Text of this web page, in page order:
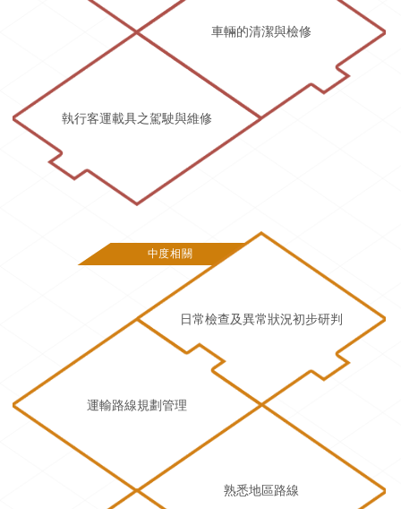
車輛的清潔與檢修
執行客運載具之駕駛與維修
中度相關
日常檢查及異常狀況初步研判
運輸路線規劃管理
熟悉地區路線